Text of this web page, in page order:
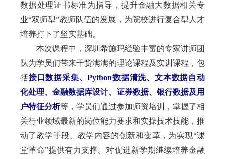
数据处理证书标准为指导，提升金融大数据相关专
业“双师型”教师队伍的发展，为院校进行复合型人才
培养打下了坚实基础。
本次课程中，深圳希施玛经验丰富的专家讲师团
队为学员们带来干货满满的理论课程及实训课程，包
括接口数据采集、Python数据清洗、文本数据自动
化处理、金融数据库设计、证券数据、银行数据及用
户特征分析等，学员们通过参加师资培训，掌握了相
关行业领域最新的岗位能力要求和实操技术技能，推
动了教学手段、教学内容的创新和变革，为实现“课
堂革命”提供有力支撑。对促进新学期继续培养金融